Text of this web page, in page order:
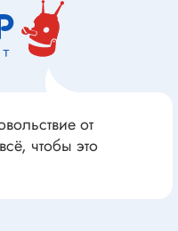
от
чтобы это